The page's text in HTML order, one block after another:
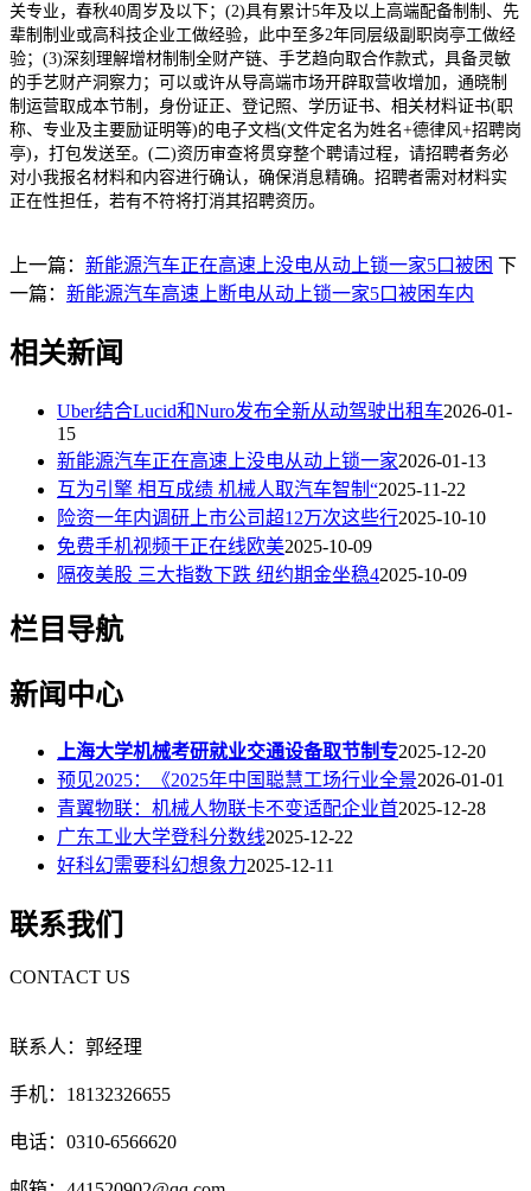
关专业，春秋40周岁及以下；(2)具有累计5年及以上高端配备制制、先
辈制制业或高科技企业工做经验，此中至多2年同层级副职岗亭工做经
验；(3)深刻理解增材制制全财产链、手艺趋向取合作款式，具备灵敏
的手艺财产洞察力；可以或许从导高端市场开辟取营收增加，通晓制
制运营取成本节制，身份证正、登记照、学历证书、相关材料证书(职
称、专业及主要励证明等)的电子文档(文件定名为姓名+德律风+招聘岗
亭)，打包发送至。(二)资历审查将贯穿整个聘请过程，请招聘者务必
对小我报名材料和内容进行确认，确保消息精确。招聘者需对材料实
正在性担任，若有不符将打消其招聘资历。
上一篇： 新能源汽车正在高速上没电从动上锁一家5口被困 下
一篇： 新能源汽车高速上断电从动上锁一家5口被困车内
相关新闻
Uber结合Lucid和Nuro发布全新从动驾驶出租车2026-01-
15
新能源汽车正在高速上没电从动上锁一家2026-01-13
互为引擎 相互成绩 机械人取汽车智制“2025-11-22
险资一年内调研上市公司超12万次这些行2025-10-10
免费手机视频干正在线欧美2025-10-09
隔夜美股 三大指数下跌 纽约期金坐稳42025-10-09
栏目导航
新闻中心
上海大学机械考研就业交通设备取节制专2025-12-20
预见2025：《2025年中国聪慧工场行业全景2026-01-01
青翼物联：机械人物联卡不变适配企业首2025-12-28
广东工业大学登科分数线2025-12-22
好科幻需要科幻想象力2025-12-11
联系我们
CONTACT US
联系人：郭经理
手机：18132326655
电话：0310-6566620